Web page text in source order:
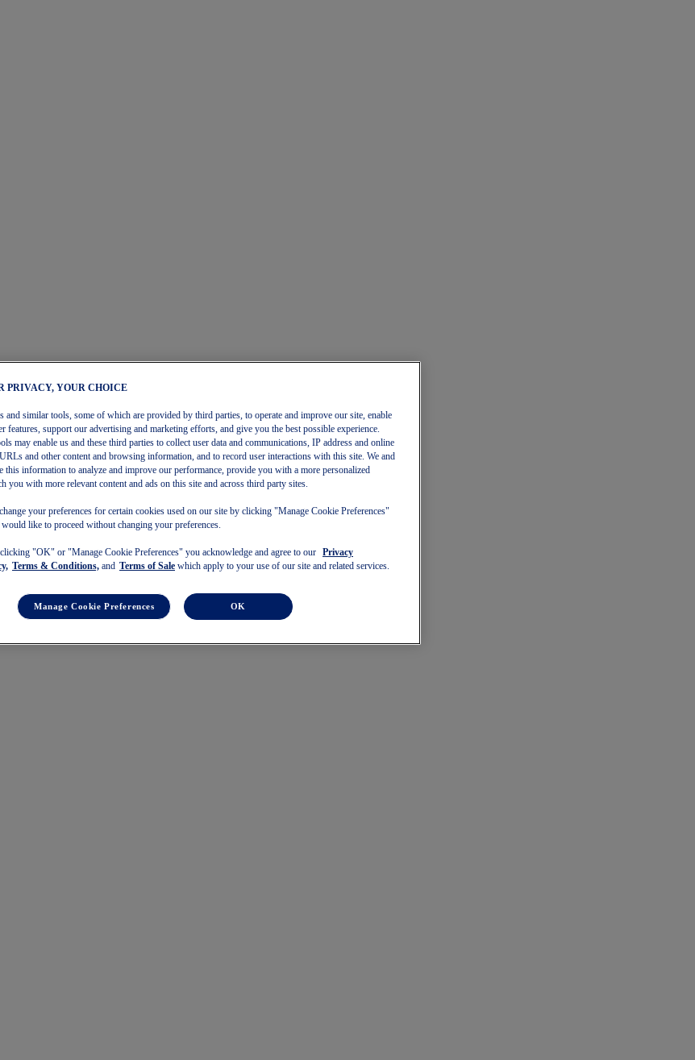
PRIVACY, YOUR CHOICE
and similar tools, some of which are provided by third parties, to operate and improve our site, enable
features, support our advertising and marketing efforts, and give you the best possible experience.
may enable us and these third parties to collect user data and communications, IP address and online
and other content and browsing information, and to record user interactions with this site. We and
this information to analyze and improve our performance, provide you with a more personalized
you with more relevant content and ads on this site and across third party sites.
your preferences for certain cookies used on our site by clicking "Manage Cookie Preferences"
like to proceed without changing your preferences.
"OK" or "Manage Cookie Preferences" you acknowledge and agree to our
Privacy
Terms & Conditions, and Terms of Sale which apply to your use of our site and related services.
Manage Cookie Preferences OK